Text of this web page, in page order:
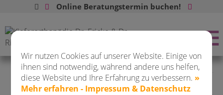
Wir nutzen Cookies auf unserer Website. Einige von
ihnen sind notwendig, während andere uns helfen,
diese Website und Ihre Erfahrung zu verbessern. »
Mehr erfahren - Impressum & Datenschutz
Beratungstermin:
Online Beratungstermin buchen!
Unser Service für Patienten